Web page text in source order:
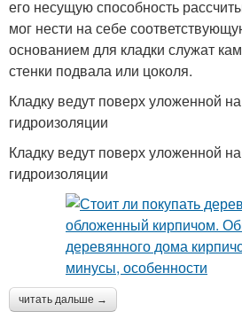
его несущую способность
мог нести на себе
основанием для кладки служат
стенки подвала или цоколя.
Кладку ведут поверх уложенной
гидроизоляции
Кладку ведут поверх уложенной
гидроизоляции
читать дальше →